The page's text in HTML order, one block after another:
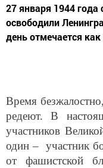
27 января 1944 года
освободили
день отмечается
Время
редеют. В
участников
один – участник
от фашистской